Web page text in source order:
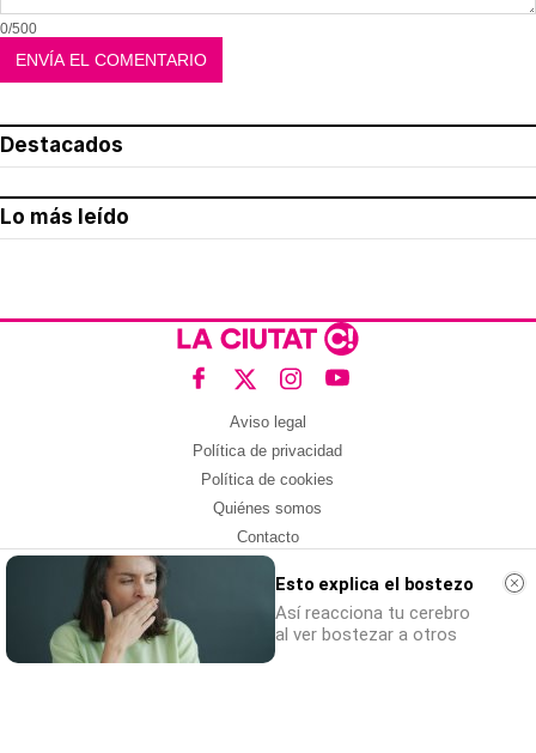
0/500
Destacados
Lo más leído
Aviso legal
Política de privacidad
Política de cookies
Quiénes somos
Contacto
Redes sociales
Con la colaboración de:
Esto explica el bostezo
Así reacciona tu cerebro
al ver bostezar a otros